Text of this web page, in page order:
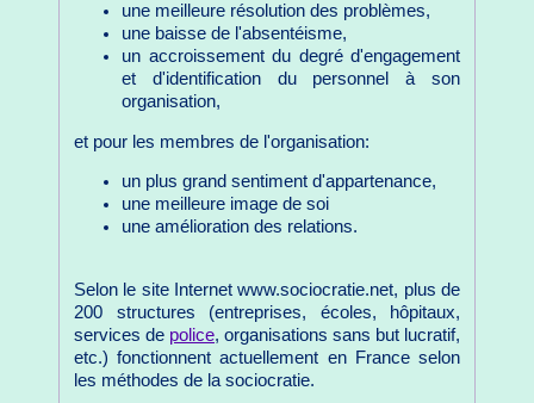
une meilleure résolution des problèmes,
une baisse de l'absentéisme,
un accroissement du degré d'engagement
et d'identification du personnel à son
organisation,
et pour les membres de l'organisation:
un plus grand sentiment d'appartenance,
une meilleure image de soi
une amélioration des relations.
Selon le site Internet www.sociocratie.net, plus de
200 structures (entreprises, écoles, hôpitaux,
services de police, organisations sans but lucratif,
etc.) fonctionnent actuellement en France selon
les méthodes de la sociocratie.